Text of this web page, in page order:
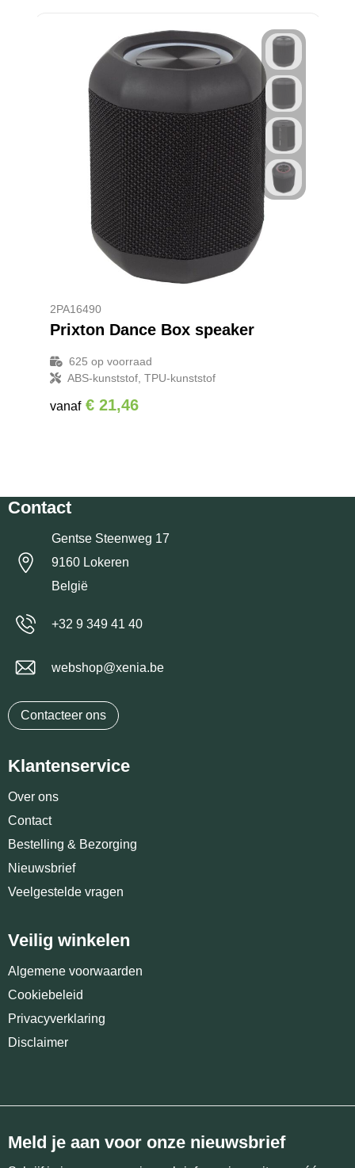
2PA16490
Prixton Dance Box speaker
625 op voorraad
ABS-kunststof, TPU-kunststof
vanaf € 21,46
Contact
Gentse Steenweg 17
9160 Lokeren
België
+32 9 349 41 40
webshop@xenia.be
Contacteer ons
Klantenservice
Over ons
Contact
Bestelling & Bezorging
Nieuwsbrief
Veelgestelde vragen
Veilig winkelen
Algemene voorwaarden
Cookiebeleid
Privacyverklaring
Disclaimer
Meld je aan voor onze nieuwsbrief